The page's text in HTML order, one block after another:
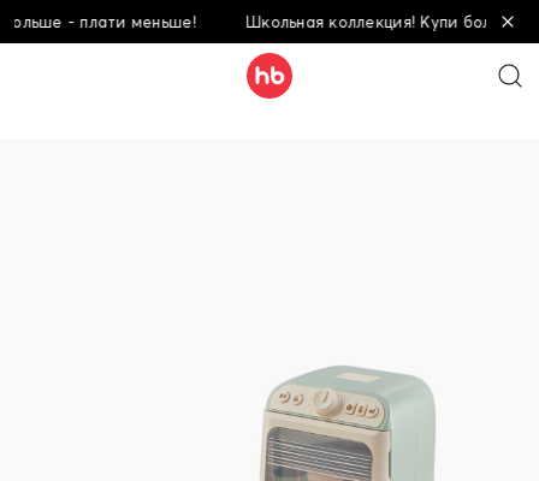
- плати меньше! Школьная коллекция! Купи больше -